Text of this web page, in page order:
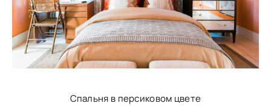
Спальня в персиковом цвете